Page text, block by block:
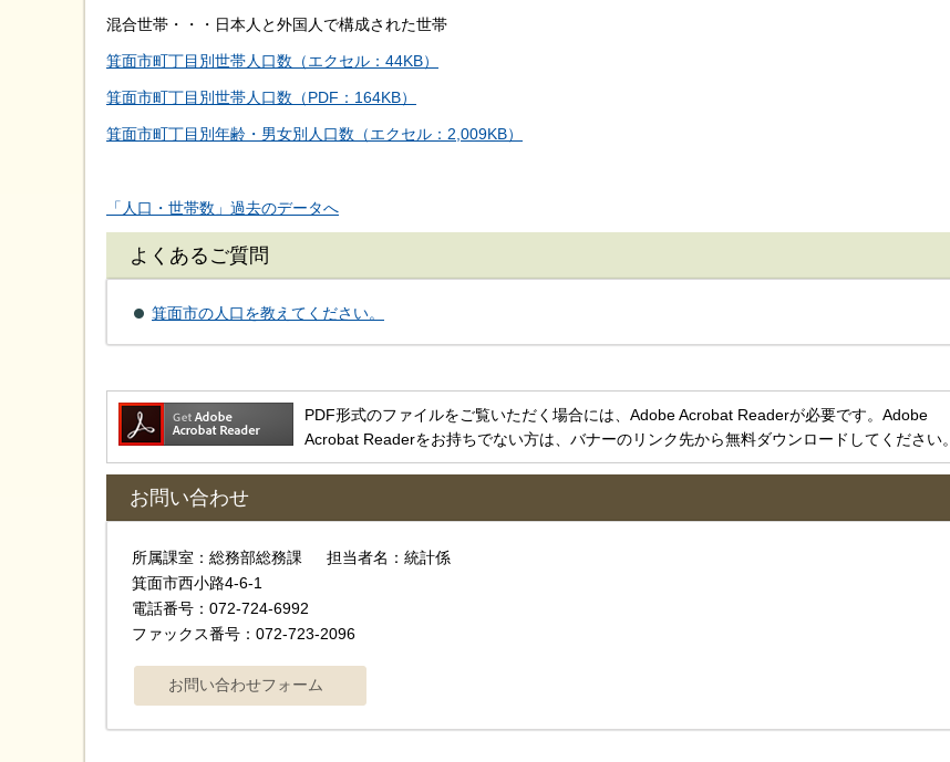
混合世帯・・・日本人と外国人で構成された世帯
箕面市町丁目別世帯人口数（エクセル：44KB）
箕面市町丁目別世帯人口数（PDF：164KB）
箕面市町丁目別年齢・男女別人口数（エクセル：2,009KB）
「人口・世帯数」過去のデータへ
よくあるご質問
箕面市の人口を教えてください。
PDF形式のファイルをご覧いただく場合には、Adobe Acrobat Readerが必要です。Adobe
Acrobat Readerをお持ちでない方は、バナーのリンク先から無料ダウンロードしてください。
お問い合わせ
所属課室：総務部総務課 担当者名：統計係
箕面市西小路4-6-1
電話番号：072-724-6992
ファックス番号：072-723-2096